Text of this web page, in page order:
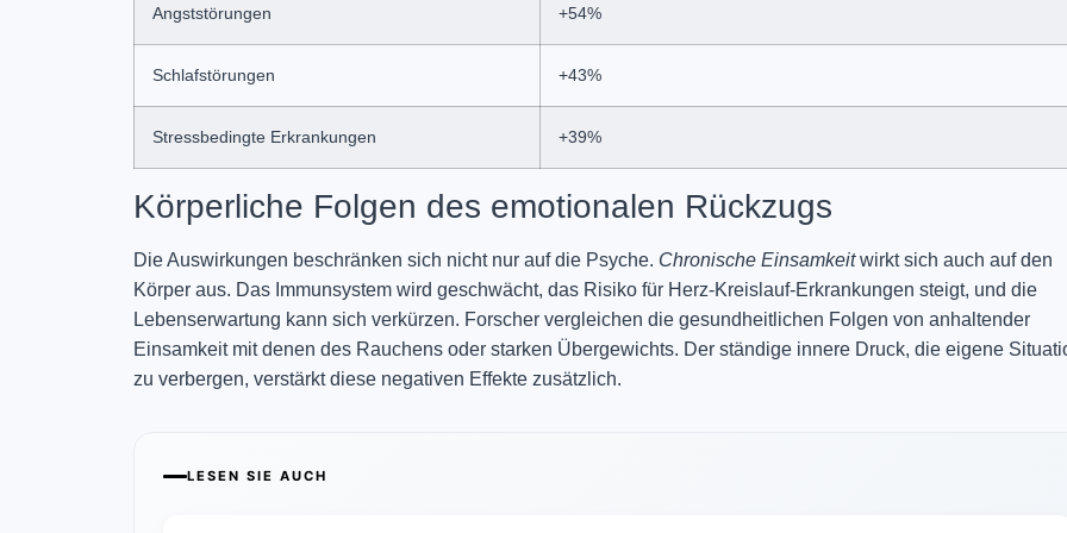
Angststörungen +54%
Schlafstörungen +43%
Stressbedingte Erkrankungen +39%
Körperliche Folgen des emotionalen Rückzugs
Die Auswirkungen beschränken sich nicht nur auf die Psyche. Chronische Einsamkeitwirkt sich auch auf den
Körper aus. Das Immunsystem wird geschwächt, das Risiko für Herz-Kreislauf-Erkrankungen steigt, und die
Lebenserwartung kann sich verkürzen. Forscher vergleichen die gesundheitlichen Folgen von anhaltender
Einsamkeit mit denen des Rauchens oder starken Übergewichts. Der ständige innere Druck, die eigene
zu verbergen, verstärkt diese negativen Effekte zusätzlich.
LESEN SIE AUCH